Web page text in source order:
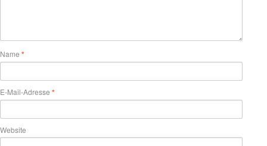
Name *
E-Mail-Adresse *
Website